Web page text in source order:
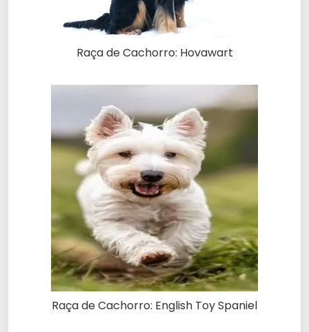
Raça de Cachorro: Hovawart
Raça de Cachorro: English Toy Spaniel